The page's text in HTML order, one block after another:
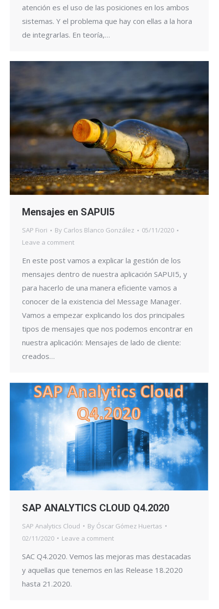
atención es el uso de las posiciones en los ambos
sistemas. Y el problema que hay con ellas a la hora
de integrarlas. En teoría,…
Mensajes en SAPUI5
SAP Fiori By Carlos Blanco González
05/11/2020
Leave a comment
En este post vamos a explicar la gestión de los
mensajes dentro de nuestra aplicación SAPUI5, y
para hacerlo de una manera eficiente vamos a
conocer de la existencia del Message Manager.
Vamos a empezar explicando los dos principales
tipos de mensajes que nos podemos encontrar en
nuestra aplicación: Mensajes de lado de cliente:
creados…
SAP ANALYTICS CLOUD Q4.2020
SAP Analytics Cloud By Óscar Gómez Huertas
02/11/2020
Leave a comment
SAC Q4.2020. Vemos las mejoras mas destacadas
y aquellas que tenemos en las Release 18.2020
hasta 21.2020.